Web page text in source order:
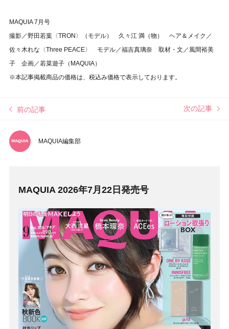
MAQUIA 7月号
撮影／野田若葉〈TRON〉（モデル） 久々江 満（物） ヘア＆メイク／
佐々木れな〈Three PEACE〉 モデル／福吉真璃奈 取材・文／風間裕美
子 企画／若菜遊子（MAQUIA）
※本記事掲載商品の価格は、税込み価格で表示しております。
前の記事 次の記事
MAQUIA編集部
MAQUIA 2026年7月22日発売号